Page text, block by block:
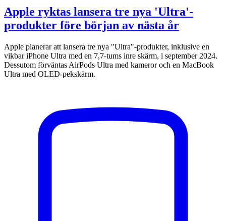
Apple ryktas lansera tre nya 'Ultra'-
produkter före början av nästa år
Apple planerar att lansera tre nya "Ultra"-produkter, inklusive en
vikbar iPhone Ultra med en 7,7-tums inre skärm, i september 2024.
Dessutom förväntas AirPods Ultra med kameror och en MacBook
Ultra med OLED-pekskärm.